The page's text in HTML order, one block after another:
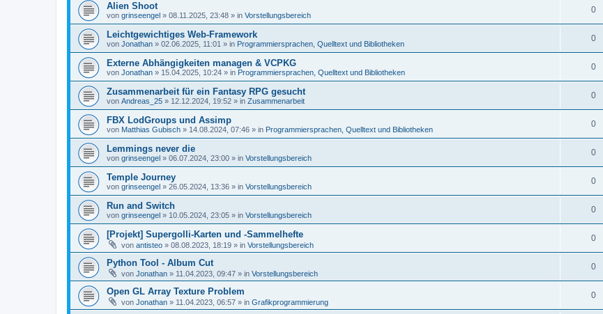
Alien Shoot
von grinseengel » 08.11.2025, 23:48 » in Vorstellungsbereich
0
Leichtgewichtiges Web-Framework
von Jonathan » 02.06.2025, 11:01 » in Programmiersprachen, Quelltext und Bibliotheken
0
Externe Abhängigkeiten managen & VCPKG
von Jonathan » 15.04.2025, 10:24 » in Programmiersprachen, Quelltext und Bibliotheken
0
Zusammenarbeit für ein Fantasy RPG gesucht
von Andreas_25 » 12.12.2024, 19:52 » in Zusammenarbeit
0
FBX LodGroups und Assimp
von Matthias Gubisch » 14.08.2024, 07:46 » in Programmiersprachen, Quelltext und Bibliotheken
0
Lemmings never die
von grinseengel » 06.07.2024, 23:00 » in Vorstellungsbereich
0
Temple Journey
von grinseengel » 26.05.2024, 13:36 » in Vorstellungsbereich
0
Run and Switch
von grinseengel » 10.05.2024, 23:05 » in Vorstellungsbereich
0
[Projekt] Supergolli-Karten und -Sammelhefte
von antisteo » 08.08.2023, 18:19 » in Vorstellungsbereich
0
Python Tool - Album Cut
von Jonathan » 11.04.2023, 09:47 » in Vorstellungsbereich
0
Open GL Array Texture Problem
von Jonathan » 11.04.2023, 06:57 » in Grafikprogrammierung
0